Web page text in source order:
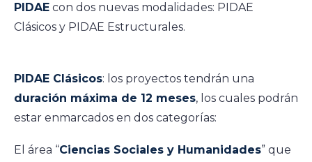
PIDAE con dos nuevas modalidades: PIDAE
Clásicos y PIDAE Estructurales.
PIDAE Clásicos: los proyectos tendrán una
duración máxima de 12 meses, los cuales podrán
estar enmarcados en dos categorías:
El área “Ciencias Sociales y Humanidades” que